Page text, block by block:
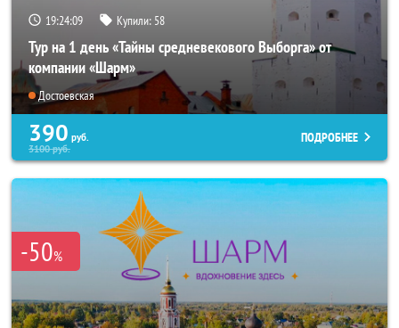
19:24:07 Купили: 58
Тур на 1 день «Тайны средневекового Выборга» от
компании «Шарм»
Достоевская
390 руб.
3100руб.
ПОДРОБНЕЕ
-50%